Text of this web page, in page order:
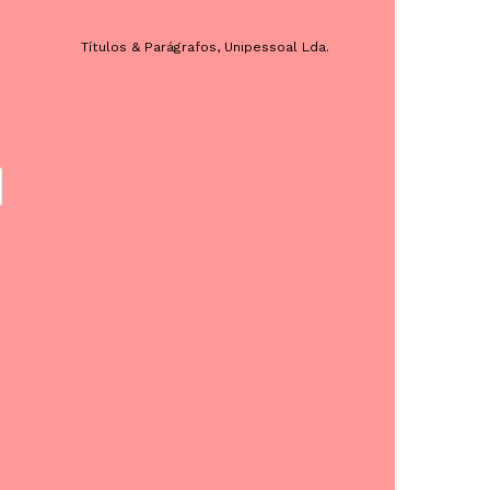
Títulos & Parágrafos, Unipessoal Lda.